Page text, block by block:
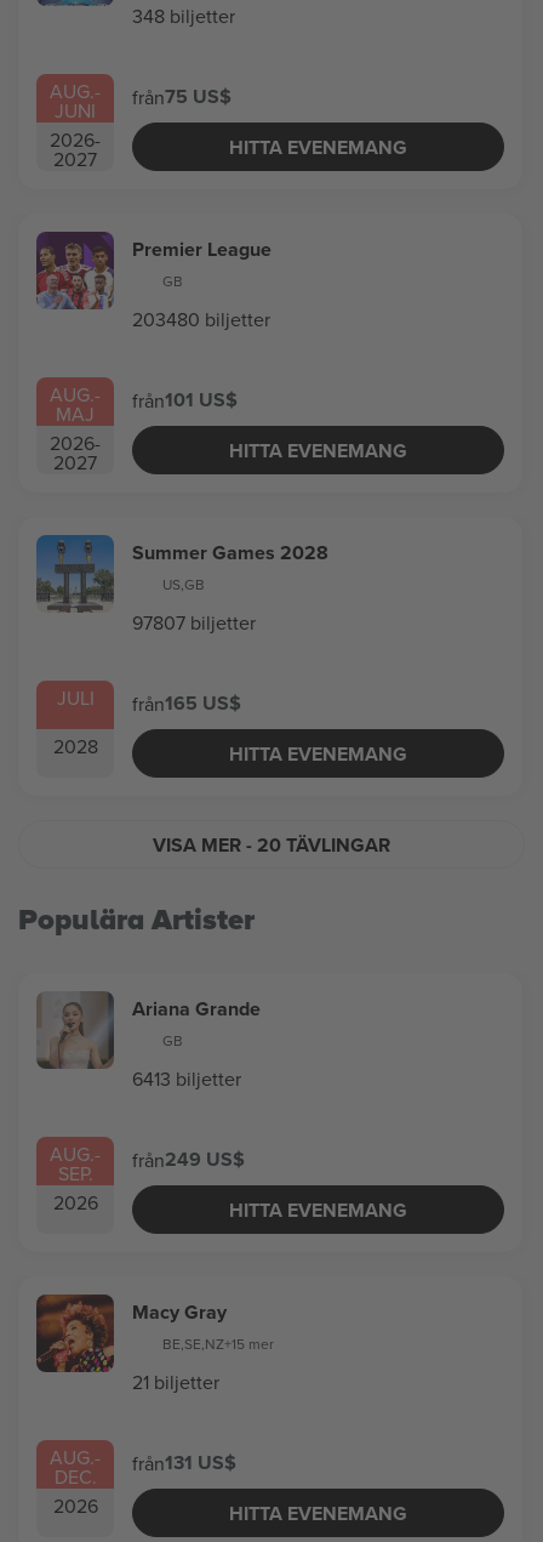
AUG.-
JUNI
2026-
2027
348 biljetter
från75 US$
HITTA EVENEMANG
AUG.-
MAJ
2026-
2027
Premier League
GB
203480 biljetter
från101 US$
HITTA EVENEMANG
JULI
2028
Summer Games 2028
US,GB
97807 biljetter
från165 US$
HITTA EVENEMANG
VISA MER- 20 TÄVLINGAR
Populära Artister
AUG.-
SEP.
2026
Ariana Grande
GB
6413 biljetter
från249 US$
HITTA EVENEMANG
AUG.-
DEC.
2026
Macy Gray
BE,SE,NZ+15 mer
21 biljetter
från131 US$
HITTA EVENEMANG